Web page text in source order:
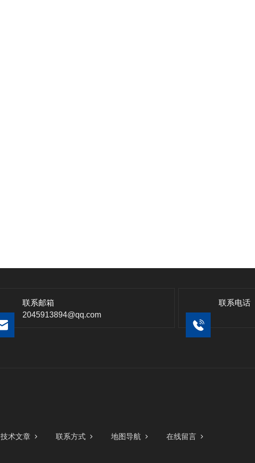
联系邮箱
2045913894@qq.com
联系电话
技术文章 联系方式 地图导航 在线留言